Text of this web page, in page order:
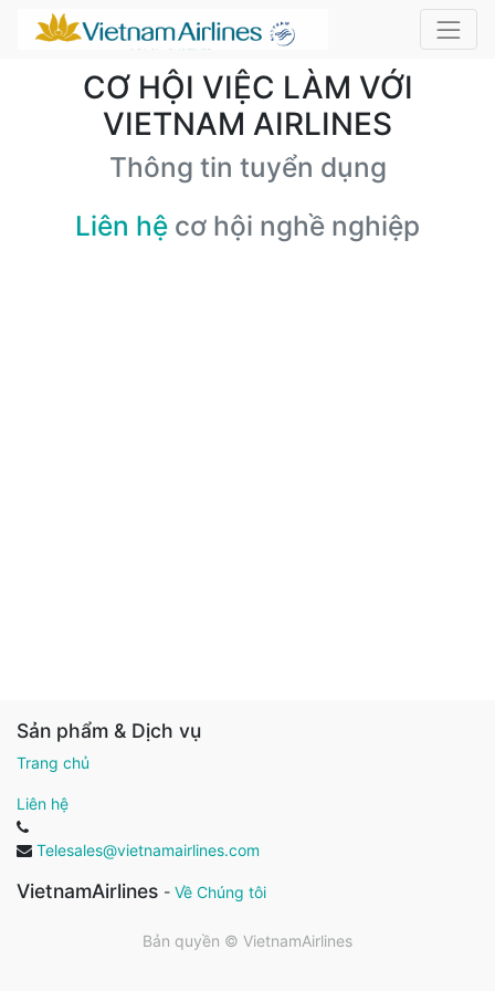
CƠ HỘI VIỆC LÀM VỚI
VIETNAM AIRLINES
Thông tin tuyển dụng
Liên hệ cơ hội nghề nghiệp
Sản phẩm & Dịch vụ
Trang chủ
Liên hệ
Telesales@vietnamairlines.com
VietnamAirlines - Về Chúng tôi
Bản quyền © VietnamAirlines